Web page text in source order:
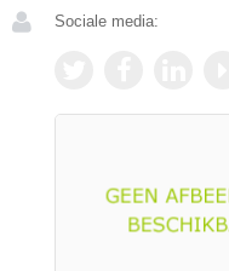
Sociale media: